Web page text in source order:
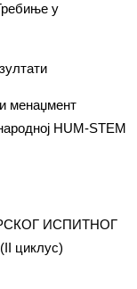
у
менаџмент
HUM-STEM
ИСПИТНОГ
циклус)